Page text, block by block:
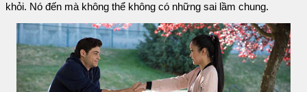
khỏi. Nó đến mà không thể không có những sai lầm chung.